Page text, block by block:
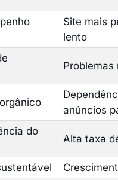
Site mais
lento
Problemas
anúncios
do
Alta taxa